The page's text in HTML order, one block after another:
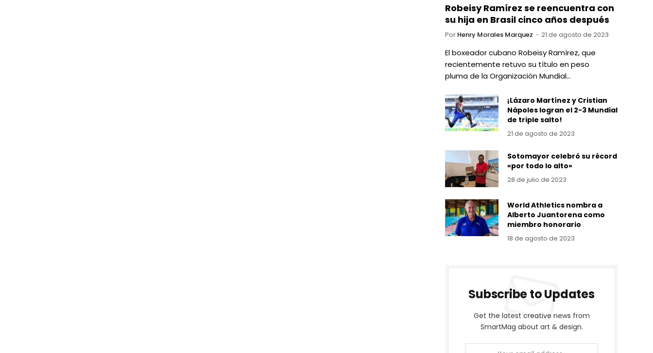
Robeisy Ramírez se reencuentra con
su hija en Brasil cinco años después
Por Henry Morales Marquez 21 de agosto de 2023
El boxeador cubano Robeisy Ramírez, que
recientemente retuvo su título en peso
pluma de la Organización Mundial…
¡Lázaro Martínez y Cristian
Nápoles logran el 2-3 Mundial
de triple salto!
21 de agosto de 2023
Sotomayor celebró su récord
«por todo lo alto»
28 de julio de 2023
World Athletics nombra a
Alberto Juantorena como
miembro honorario
18 de agosto de 2023
Subscribe to Updates
Get the latest creative news from
SmartMag about art & design.